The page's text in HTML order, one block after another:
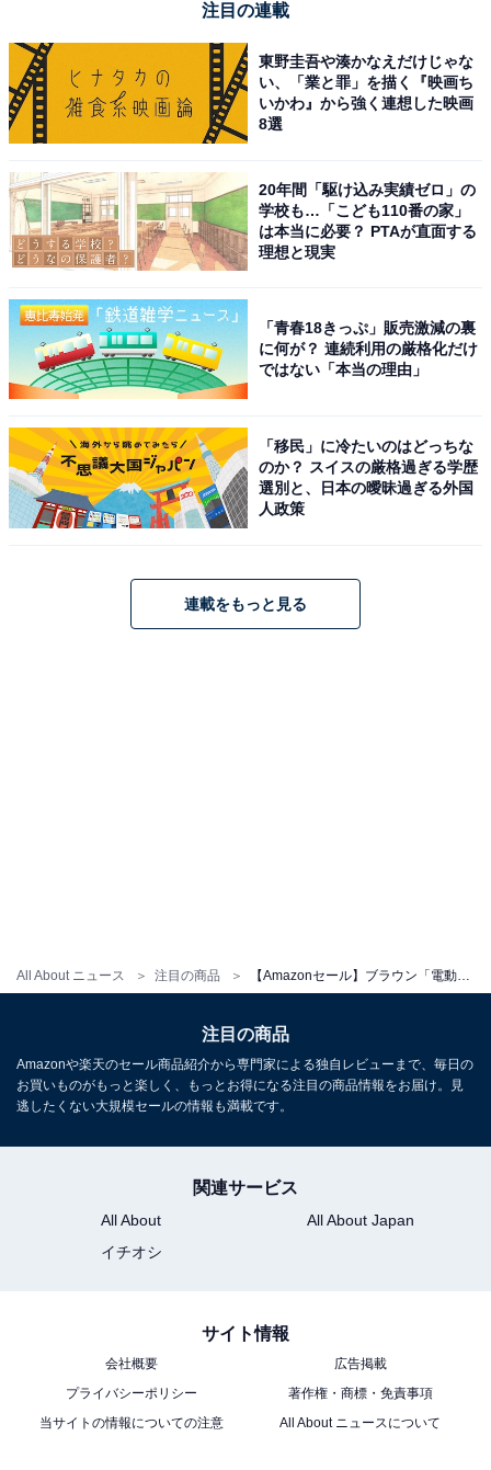
All About ニュース 注目の商品
あわせて読みたい
【Amazonお買い得情報】Anker「オープン
イヤーヘッドホン」が特別価格で登場中【5
月16日】
ブラウン「3010s」
Amazonで見る
ブラウン「CCR8」
Amazonで見る
ブラウン「ボディグルーマー PRO X XT5300-b」
注目の連載
東野圭吾や湊かなえだけじゃな
い、「業と罪」を描く『映画ち
いかわ』から強く連想した映画
8選
20年間「駆け込み実績ゼロ」の
学校も…「こども110番の家」
は本当に必要？ PTAが直面する
理想と現実
「青春18きっぷ」販売激減の裏
に何が？ 連続利用の厳格化だけ
ではない「本当の理由」
「移民」に冷たいのはどっちな
のか？ スイスの厳格過ぎる学歴
選別と、日本の曖昧過ぎる外国
人政策
連載をもっと見る
注目の商品
Amazonや楽天のセール商品紹介から専門家による独自レビューまで、毎日の
お買いものがもっと楽しく、もっとお得になる注目の商品情報をお届け。見
逃したくない大規模セールの情報も満載です。
関連サービス
All About
All About Japan
イチオシ
サイト情報
会社概要
広告掲載
プライバシーポリシー
著作権・商標・免責事項
当サイトの情報についての注意
All About ニュースについて